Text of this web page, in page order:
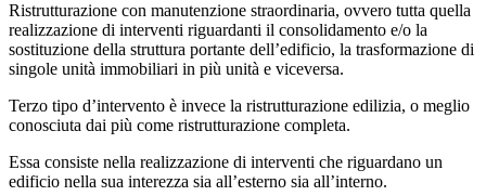
Ristrutturazione con manutenzione straordinaria, ovvero tutta quella
realizzazione di interventi riguardanti il consolidamento e/o la
sostituzione della struttura portante dell’edificio, la trasformazione di
singole unità immobiliari in più unità e viceversa.
Terzo tipo d’intervento è invece la ristrutturazione edilizia, o meglio
conosciuta dai più come ristrutturazione completa.
Essa consiste nella realizzazione di interventi che riguardano un
edificio nella sua interezza sia all’esterno sia all’interno.